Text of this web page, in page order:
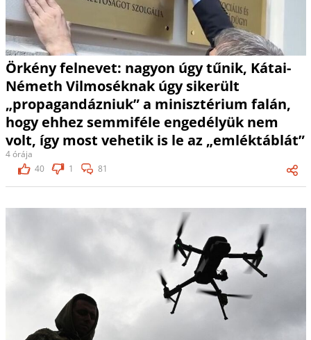
Örkény felnevet: nagyon úgy tűnik, Kátai-
Németh Vilmoséknak úgy sikerült
„propagandázniuk” a minisztérium falán,
hogy ehhez semmiféle engedélyük nem
volt, így most vehetik is le az „emléktáblát”
4 órája
40
1 81